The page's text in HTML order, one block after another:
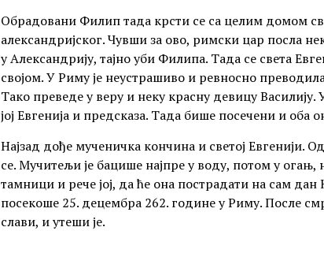
Обрадовани Филип тада крсти се са целим домом
александријског. Чувши за ово, римски цар посла
у Александрију, тајно уби Филипа. Тада се света
својом. У Риму је неустрашиво и ревносно
Тако преведе у веру и неку красну девицу Василију.
јој Евгенија и предсказа. Тада бише посечени и оба
Најзад дође мученичка кончина и светој Евгенији.
се. Мучитељи је бацише најпре у воду, потом у огањ,
тамници и рече јој, да ће она пострадати на сам
посекоше 25. децембра 262. године у Риму. После
слави, и утеши је.